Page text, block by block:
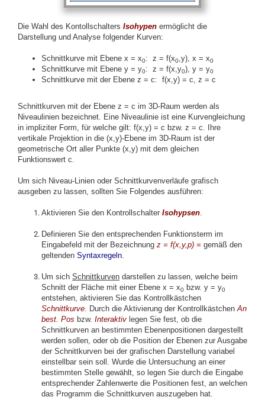
Die Wahl des Kontollschalters Isohypen ermöglicht die
Darstellung und Analyse folgender Kurven:
Schnittkurve mit Ebene x = x0: z = f(x0,y), x = x0
Schnittkurve mit Ebene y = y0: z = f(x,y0), y = y0
Schnittkurve mit der Ebene z = c: f(x,y) = c, z = c
Schnittkurven mit der Ebene z = c im 3D-Raum werden als
Niveaulinien bezeichnet. Eine Niveaulinie ist eine Kurvengleichung
in impliziter Form, für welche gilt: f(x,y) = c bzw. z = c. Ihre
vertikale Projektion in die (x,y)-Ebene im 3D-Raum ist der
geometrische Ort aller Punkte (x,y) mit dem gleichen
Funktionswert c.
Um sich Niveau-Linien oder Schnittkurvenverläufe grafisch
ausgeben zu lassen, sollten Sie Folgendes ausführen:
Aktivieren Sie den Kontrollschalter Isohypsen.
Definieren Sie den entsprechenden Funktionsterm im
Eingabefeld mit der Bezeichnung z = f(x,y,p) = gemäß den
geltenden Syntaxregeln.
Um sich Schnittkurven darstellen zu lassen, welche beim
Schnitt der Fläche mit einer Ebene x = x0 bzw. y = y0
entstehen, aktivieren Sie das Kontrollkästchen
Schnittkurve. Durch die Aktivierung der KontrollkästchenAn
best. Pos bzw. Interaktiv legen Sie fest, ob die
Schnittkurven an bestimmten Ebenenpositionen dargestellt
werden sollen, oder ob die Position der Ebenen zur Ausgabe
der Schnittkurven bei der grafischen Darstellung variabel
einstellbar sein soll. Wurde die Untersuchung an einer
bestimmten Stelle gewählt, so legen Sie durch die Eingabe
entsprechender Zahlenwerte die Positionen fest, an welchen
das Programm die Schnittkurven auszugeben hat.